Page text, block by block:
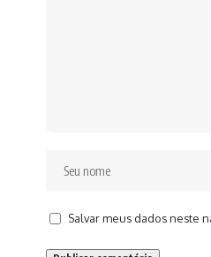
Salvar meus dados neste